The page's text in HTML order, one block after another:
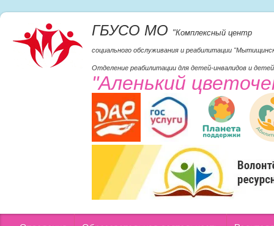
ГБУСО МО "Комплексный центр
социального обслуживания и реабилитации
Отделение реабилитации для детей-инвалидов и
"Аленький